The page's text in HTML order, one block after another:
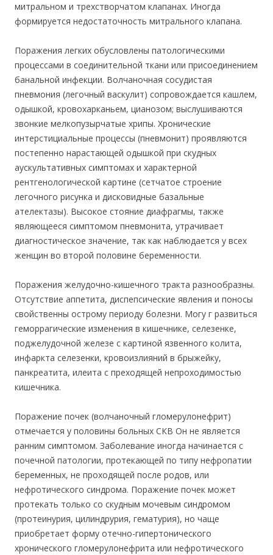
митральном и трехстворчатом клапанах. Иногда
формируется недостаточность митрального клапана.
Поражения легких обусловлены патологическими
процессами в соединительной ткани или присоединением
банальной инфекции. Волчаночная сосудистая
пневмония (легочный васкулит) сопровождается кашлем,
одышкой, кровохарканьем, цианозом; выслушиваются
звонкие мелкопузырчатые хрипы. Хронические
интерстициальные процессы (пневмонит) проявляются
постепенно нарастающей одышкой при скудных
аускультативных симптомах и характерной
рентгенологической картине (сетчатое строение
легочного рисунка и дисковидные базальные
ателектазы). Высокое стояние диафрагмы, также
являющееся симптомом пневмонита, утрачивает
диагностическое значение, так как наблюдается у всех
женщин во второй половине беременности.
Поражения желудочно-кишечного тракта разнообразны.
Отсутствие аппетита, диспепсические явления и поносы
свойственны острому периоду болезни. Могу г развиться
геморрагические изменения в кишечнике, селезенке,
поджелудочной железе с картиной язвенного колита,
инфаркта селезенки, кровоизлияний в брыжейку,
панкреатита, илеита с преходящей непроходимостью
кишечника.
Поражение почек (волчаночный гломерулонефрит)
отмечается у половины больных СКВ Он не является
ранним симптомом. Заболевание иногда начинается с
почечной патологии, протекающей по типу нефропатии
беременных, не проходящей после родов, или
нефротического синдрома. Поражение почек может
протекать только со скудным мочевым синдромом
(протеинурия, цилиндрурия, гематурия), но чаще
приобретает форму отечно-гипертонического
хронического гломерулонефрита или нефротического